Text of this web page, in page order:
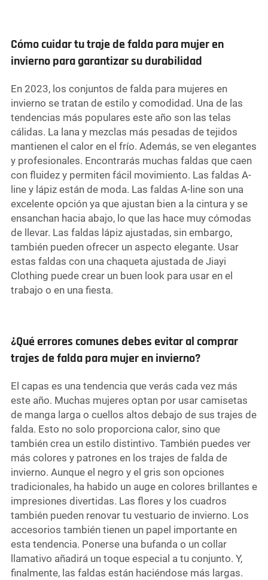
Cómo cuidar tu traje de falda para mujer en
invierno para garantizar su durabilidad
En 2023, los conjuntos de falda para mujeres en
invierno se tratan de estilo y comodidad. Una de las
tendencias más populares este año son las telas
cálidas. La lana y mezclas más pesadas de tejidos
mantienen el calor en el frío. Además, se ven elegantes
y profesionales. Encontrarás muchas faldas que caen
con fluidez y permiten fácil movimiento. Las faldas A-
line y lápiz están de moda. Las faldas A-line son una
excelente opción ya que ajustan bien a la cintura y se
ensanchan hacia abajo, lo que las hace muy cómodas
de llevar. Las faldas lápiz ajustadas, sin embargo,
también pueden ofrecer un aspecto elegante. Usar
estas faldas con una chaqueta ajustada de Jiayi
Clothing puede crear un buen look para usar en el
trabajo o en una fiesta.
¿Qué errores comunes debes evitar al comprar
trajes de falda para mujer en invierno?
El capas es una tendencia que verás cada vez más
este año. Muchas mujeres optan por usar camisetas
de manga larga o cuellos altos debajo de sus trajes de
falda. Esto no solo proporciona calor, sino que
también crea un estilo distintivo. También puedes ver
más colores y patrones en los trajes de falda de
invierno. Aunque el negro y el gris son opciones
tradicionales, ha habido un auge en colores brillantes e
impresiones divertidas. Las flores y los cuadros
también pueden renovar tu vestuario de invierno. Los
accesorios también tienen un papel importante en
esta tendencia. Ponerse una bufanda o un collar
llamativo añadirá un toque especial a tu conjunto. Y,
finalmente, las faldas están haciéndose más largas.